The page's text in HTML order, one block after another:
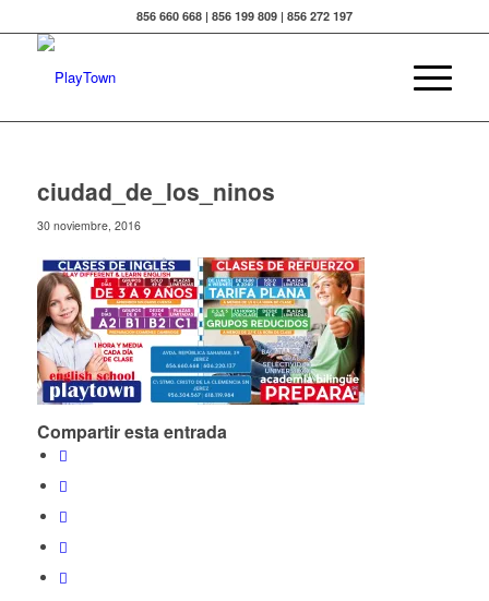
856 660 668 | 856 199 809 | 856 272 197
ciudad_de_los_ninos
30 noviembre, 2016
Compartir esta entrada